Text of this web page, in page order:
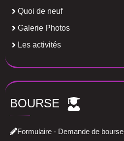
Quoi de neuf
Galerie Photos
Les activités
BOURSE
Formulaire - Demande de bourse